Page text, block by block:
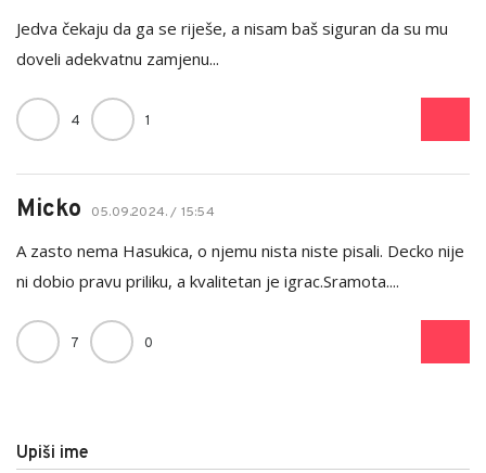
Jedva čekaju da ga se riješe, a nisam baš siguran da su mu
doveli adekvatnu zamjenu...
4 1
Micko 05.09.2024. / 15:54
A zasto nema Hasukica, o njemu nista niste pisali. Decko nije
ni dobio pravu priliku, a kvalitetan je igrac.Sramota....
7 0
Upiši ime